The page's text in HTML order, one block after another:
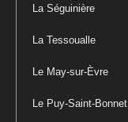
La Séguinière
La Tessoualle
Le May-sur-Èvre
Le Puy-Saint-Bonnet